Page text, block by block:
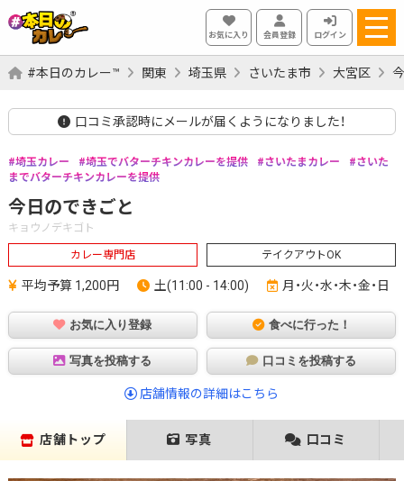
お気に入り 会員登録 ログイン
#本日のカレー™ 関東 埼玉県 さいたま市 大宮区
口コミ承認時にメールが届くようになりました！
埼玉カレー 埼玉でバターチキンカレーを提供 さいたまカレー
さいた
までバターチキンカレーを提供
今日のできごと
キョウノデキゴト
カレー専門店 テイクアウトOK
平均予算 1,200円 土(11:00 - 14:00) 月・火・水・木・金・日
お気に入り登録 食べに行った！
写真を投稿する 口コミを投稿する
店舗情報の詳細はこちら
店舗トップ 写真 口コミ